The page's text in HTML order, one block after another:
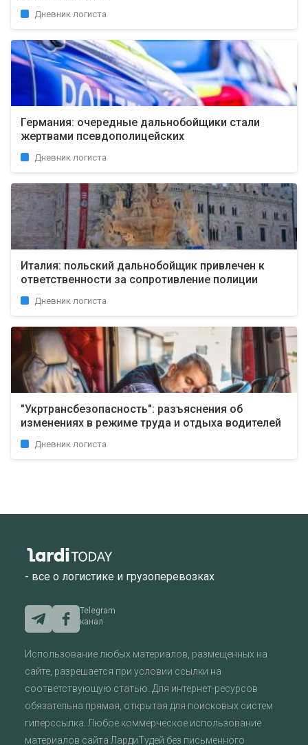
Дневник логиста
Германия: очередные дальнобойщики стали
жертвами псевдополицейских
Дневник логиста
Италия: польский дальнобойщик привлечен к
ответственности за сопротивление полиции
Дневник логиста
"Укртрансбезопасность": разъяснения об
изменениях в режиме труда и отдыха водителей
Дневник логиста
- все о логистике и грузоперевозках
Telegram
канал
Использование любых материалов, размещенных на
сайте, разрешается при условии ссылки на
соответствующую статью. Для интернет-ресурсов
обязательна прямая, открытая для поисковых систем
гиперссылка. Любое коммерческое использование
материалов сайта ЛардиТудей без письменного